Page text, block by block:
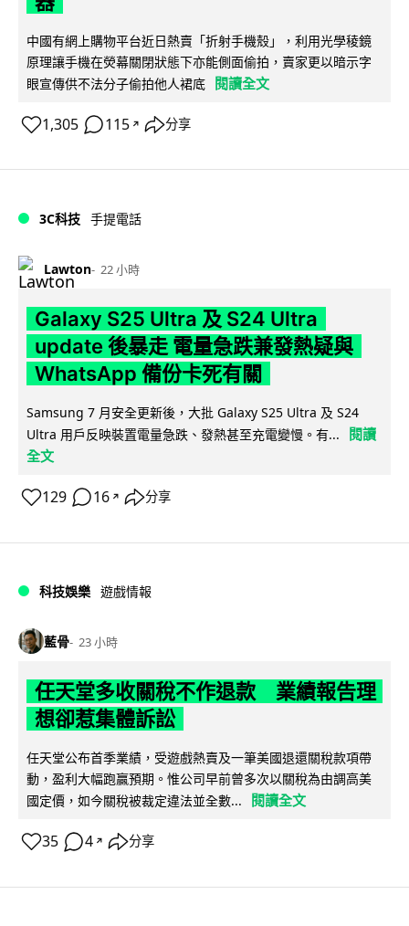
中國有網上購物平台近日熱賣「折射手機殼」，利用光學稜鏡
原理讓手機在熒幕關閉狀態下亦能側面偷拍，賣家更以暗示字
眼宣傳供不法分子偷拍他人裙底
閱讀全文
1,305 115 ↗ 分享
3C科技 手提電話
Lawton 22 小時
Galaxy S25 Ultra 及 S24 Ultra
update 後暴走 電量急跌兼發熱疑與
WhatsApp 備份卡死有關
Samsung 7 月安全更新後，大批 Galaxy S25 Ultra 及 S24
Ultra 用戶反映裝置電量急跌、發熱甚至充電變慢。有...
閱讀
全文
129 16 ↗ 分享
科技娛樂 遊戲情報
藍骨 23 小時
任天堂多收關稅不作退款 業績報告理
想卻惹集體訴訟
任天堂公布首季業績，受遊戲熱賣及一筆美國退還關稅款項帶
動，盈利大幅跑贏預期。惟公司早前曾多次以關稅為由調高美
國定價，如今關稅被裁定違法並全數...
閱讀全文
35 4 ↗ 分享